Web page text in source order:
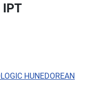
HUNEDOREAN